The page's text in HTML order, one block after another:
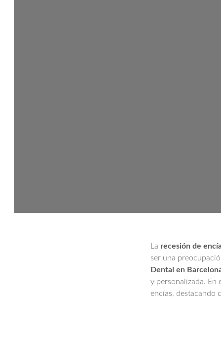
La recesión de
ser una
Dental en
y personalizada. En
encías, destacando